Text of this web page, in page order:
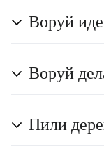
Воруй
Воруй
Пили